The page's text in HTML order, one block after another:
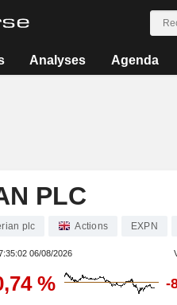
Analyses Agenda
PLC
plc Actions EXPN
06/08/2026
% -